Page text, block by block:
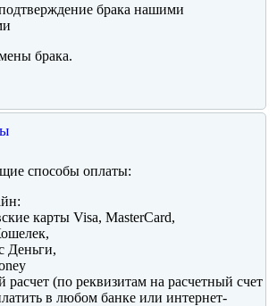
брака нашими
брака.
способы оплаты:
карты Visa, MasterCard,
Деньги,
расчет (по реквизитам на расчетный счет
в любом банке или интернет-